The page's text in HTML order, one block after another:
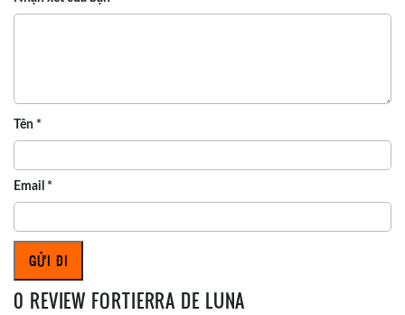
Tên *
Email *
0 REVIEW FORTIERRA DE LUNA